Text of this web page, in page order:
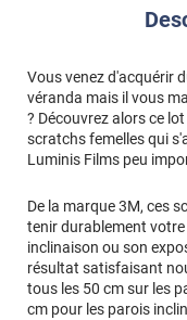
Vous venez d'acquérir
véranda mais il vous
? Découvrez alors ce
scratchs femelles qui
Luminis Films peu
De la marque 3M, ces
tenir durablement votre
inclinaison ou son
résultat satisfaisant
tous les 50 cm sur les
cm pour les parois